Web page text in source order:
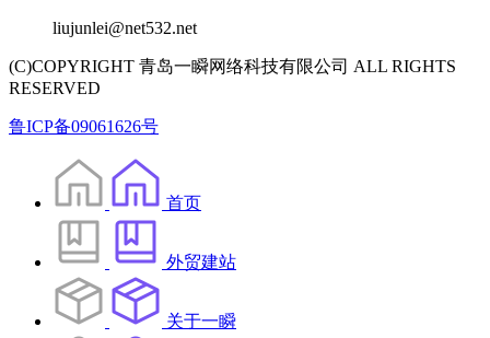
liujunlei@net532.net
(C)COPYRIGHT 青岛一瞬网络科技有限公司 ALL RIGHTS
RESERVED
鲁ICP备09061626号
首页
外贸建站
关于一瞬